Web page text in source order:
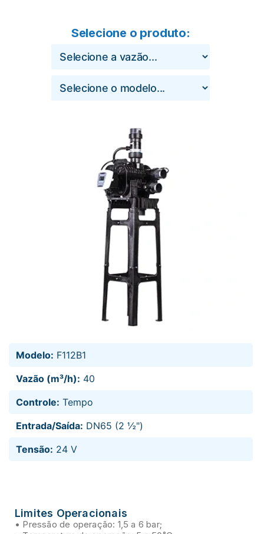
Selecione o produto:
Modelo: F112B1
Vazão (m³/h): 40
Controle: Tempo
Entrada/Saída: DN65 (2 ½")
Tensão: 24 V
Limites Operacionais
• Pressão de operação: 1,5 a 6 bar;